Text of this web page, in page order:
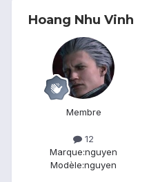
Hoang Nhu Vinh
Membre
12
Marque:nguyen
Modèle:nguyen